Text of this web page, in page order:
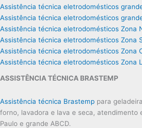
Assistência técnica eletrodomésticos
Assistência técnica eletrodomésticos
Assistência técnica eletrodomésticos Zona
Assistência técnica eletrodomésticos Zona
Assistência técnica eletrodomésticos Zona
Assistência técnica eletrodomésticos Zona
ASSISTÊNCIA TÉCNICA BRASTEMP
Assistência técnica Brastemp para
forno, lavadora e lava e seca, atendimento
Paulo e grande ABCD.